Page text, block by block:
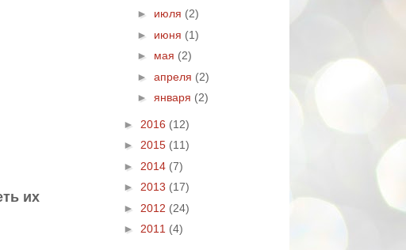
их
► июля (2)
► июня (1)
► мая (2)
► апреля (2)
► января (2)
► 2016 (12)
► 2015 (11)
► 2014 (7)
► 2013 (17)
► 2012 (24)
► 2011 (4)